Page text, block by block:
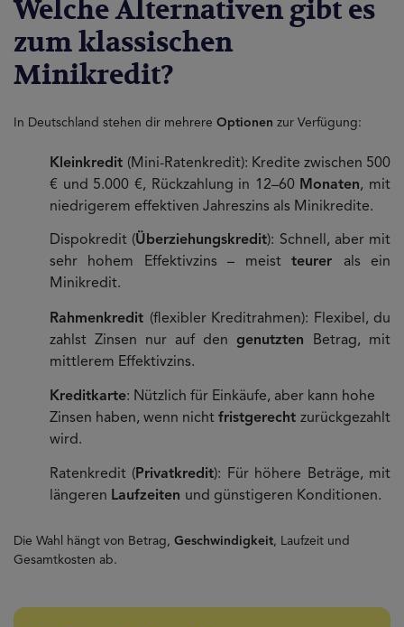
Welche Alternativen gibt es
zum klassischen
Minikredit?
In Deutschland stehen dir mehrere Optionen zur Verfügung:
Kleinkredit (Mini-Ratenkredit): Kredite zwischen 500
€ und 5.000 €, Rückzahlung in 12–60 Monaten, mit
niedrigerem effektiven Jahreszins als Minikredite.
Dispokredit (Überziehungskredit): Schnell, aber mit
sehr hohem Effektivzins – meistteurer als ein
Minikredit.
Rahmenkredit (flexibler Kreditrahmen): Flexibel, du
zahlst Zinsen nur auf den genutzten
Betrag, mit
mittlerem Effektivzins.
Kreditkarte: Nützlich für Einkäufe, aber kann hohe
Zinsen haben, wenn nicht fristgerecht zurückgezahlt
wird.
Ratenkredit ( Privatkredit): Für höhere Beträge, mit
längeren Laufzeiten und günstigeren Konditionen.
Die Wahl hängt von Betrag, Geschwindigkeit, Laufzeit und
Gesamtkosten ab.